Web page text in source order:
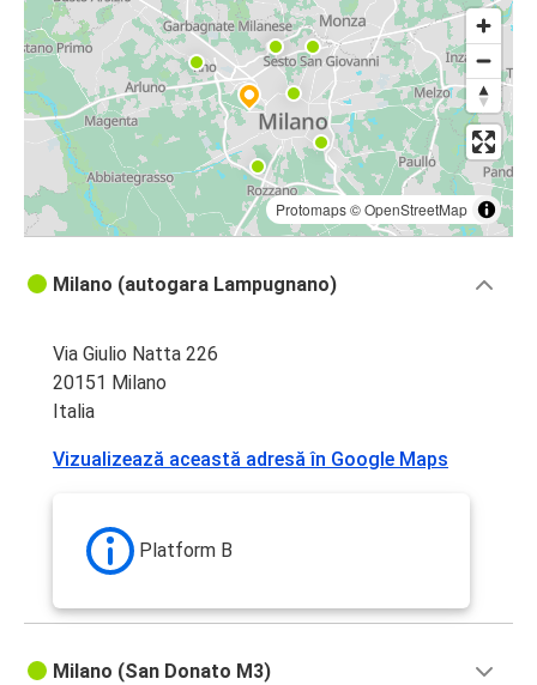
Protomaps©OpenStreetMap
Milano (autogara Lampugnano)
Via Giulio Natta 226
20151 Milano
Italia
Vizualizează această adresă în Google Maps
Platform B
Milano (San Donato M3)